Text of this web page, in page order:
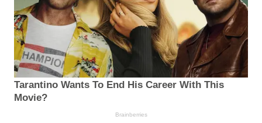
Tarantino Wants To End His Career With This
Movie?
Brainberries